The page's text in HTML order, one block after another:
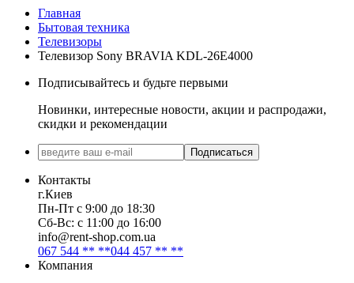
Главная
Бытовая техника
Телевизоры
Телевизор Sony BRAVIA KDL-26E4000
Подписывайтесь и будьте первыми
Новинки, интересные новости, акции и распродажи,
скидки и рекомендации
Подписаться
Контакты
г.Киев
Пн-Пт с 9:00 до 18:30
Сб-Вс: с 11:00 до 16:00
info@rent-shop.com.ua
067 544 ** **044 457 ** **
Компания